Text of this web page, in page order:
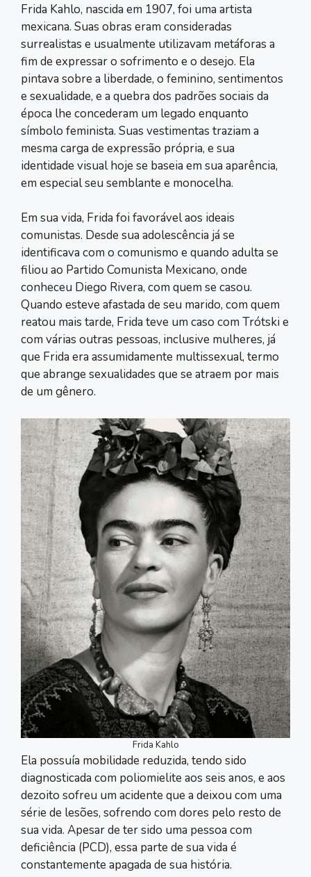
Frida Kahlo, nascida em 1907, foi uma artista
mexicana. Suas obras eram consideradas
surrealistas e usualmente utilizavam metáforas a
fim de expressar o sofrimento e o desejo. Ela
pintava sobre a liberdade, o feminino, sentimentos
e sexualidade, e a quebra dos padrões sociais da
época lhe concederam um legado enquanto
símbolo feminista. Suas vestimentas traziam a
mesma carga de expressão própria, e sua
identidade visual hoje se baseia em sua aparência,
em especial seu semblante e monocelha.
Em sua vida, Frida foi favorável aos ideais
comunistas. Desde sua adolescência já se
identificava com o comunismo e quando adulta se
filiou ao Partido Comunista Mexicano, onde
conheceu Diego Rivera, com quem se casou.
Quando esteve afastada de seu marido, com quem
reatou mais tarde, Frida teve um caso com Trótski e
com várias outras pessoas, inclusive mulheres, já
que Frida era assumidamente multissexual, termo
que abrange sexualidades que se atraem por mais
de um gênero.
Frida Kahlo
Ela possuía mobilidade reduzida, tendo sido
diagnosticada com poliomielite aos seis anos, e aos
dezoito sofreu um acidente que a deixou com uma
série de lesões, sofrendo com dores pelo resto de
sua vida. Apesar de ter sido uma pessoa com
deficiência (PCD), essa parte de sua vida é
constantemente apagada de sua história.